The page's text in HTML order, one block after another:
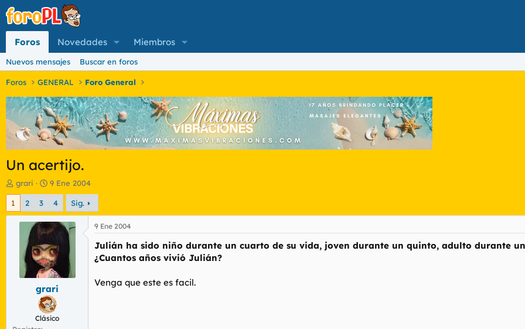
Foros Novedades Miembros
Nuevos mensajes Buscar en foros
Foros GENERAL Foro General
Un acertijo.
I
n
c
d
grari
F
e
h
a
d
e
i
n
i
c
i
o
9 Ene 2004
1 2 3 4 Sig.
grari
Clásico
9 Ene 2004
Julián ha sido niño durante un cuarto de su vida, joven durante un quinto, adulto durante
¿Cuantos años vivió Julián?
Venga que este es facil.